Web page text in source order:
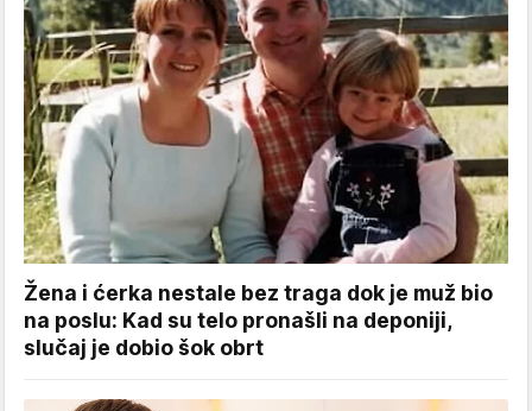
Žena i ćerka nestale bez traga dok je muž bio
na poslu: Kad su telo pronašli na deponiji,
slučaj je dobio šok obrt